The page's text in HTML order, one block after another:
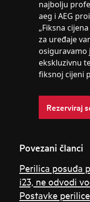
najbolju
aeg i AEG
„Fiksna
za uređaje
osiguravamo
ekskluzivnu
fiksnoj cijeni
Rezerviraj
Povezani članci
Perilica posuđa
i23, ne odvodi
Postavke